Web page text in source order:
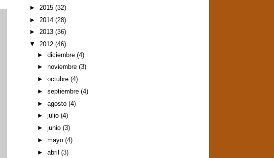
► 2015 (32)
► 2014 (28)
► 2013 (36)
▼ 2012 (46)
► diciembre (4)
► noviembre (3)
► octubre (4)
► septiembre (4)
► agosto (4)
► julio (4)
► junio (3)
► mayo (4)
► abril (3)